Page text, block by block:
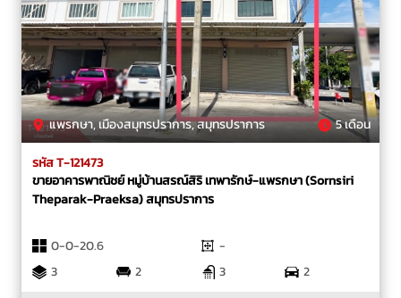
แพรกษา, เมืองสมุทรปราการ, สมุทรปราการ 5 เดือน
รหัส T-121473
ขายอาคารพาณิชย์ หมู่บ้านสรณ์สิริ เทพารักษ์-แพรกษา (Sornsiri
Theparak-Praeksa) สมุทรปราการ
0-0-20.6
-
3
2 3
2